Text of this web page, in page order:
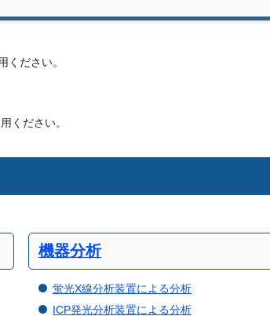
ください。
ください。
機器分析
蛍光X線分析装置による分析
ICP発光分析装置による分析